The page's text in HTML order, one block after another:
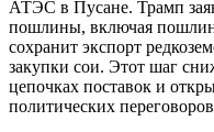
АТЭС в Пусане. Трамп
пошлины, включая
сохранит экспорт
закупки сои. Этот шаг
цепочках поставок и
политических